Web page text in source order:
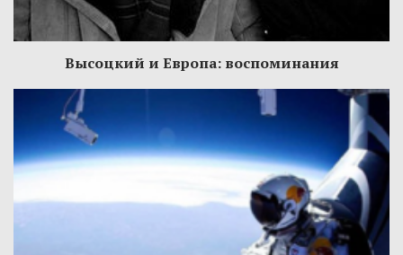
Высоцкий и Европа: воспоминания